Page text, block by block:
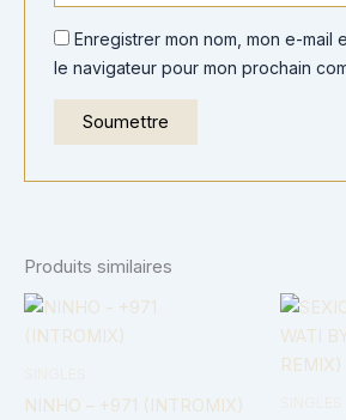
Enregistrer mon nom, mon e-mail
le navigateur pour mon prochain
Produits similaires
NINHO – +971 (INTROMIX)